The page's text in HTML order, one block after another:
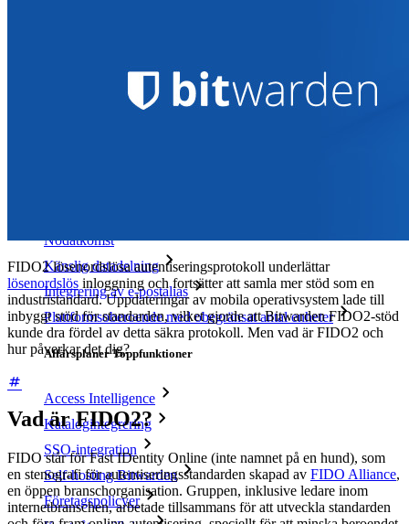
Bitwarden Authenticator
Nödåtkomst
Känslig datadelning
Integrering av e-postalias
Plattformsoberoende med obegränsat antal enheter
Affärsplaner Toppfunktioner
Access Intelligence
Katalogintegrering
SSO-integration
Self-hosting Bitwarden
Företagspolicyer
FIDO2 lösenordslösa autentiseringsprotokoll underlättar
lösenordslös inloggning och fortsätter att samla mer stöd som en
industristandard. Uppdateringar av mobila operativsystem lade till
inbyggt stöd för standarden, vilket gjorde att Bitwarden FIDO2-stöd
kunde dra fördel av detta säkra protokoll. Men vad är FIDO2 och
hur påverkar det dig?
Vad är FIDO2?
FIDO står förFastIDentity Online (inte namnet på en hund), som
en stenografi för autentiseringsstandarden skapad av FIDO Alliance,
en öppen branschorganisation. Gruppen, inklusive ledare inom
internetbranschen, arbetade tillsammans för att utveckla standarden